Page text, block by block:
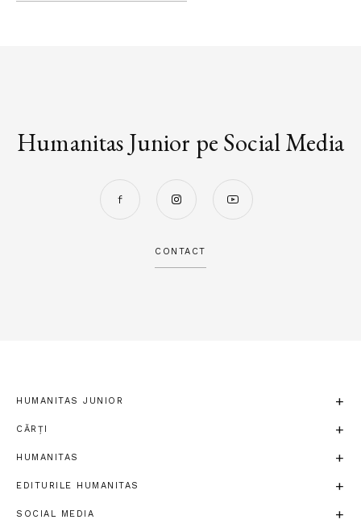
Humanitas Junior pe Social Media
CONTACT
HUMANITAS JUNIOR
CĂRȚI
HUMANITAS
EDITURILE HUMANITAS
SOCIAL MEDIA